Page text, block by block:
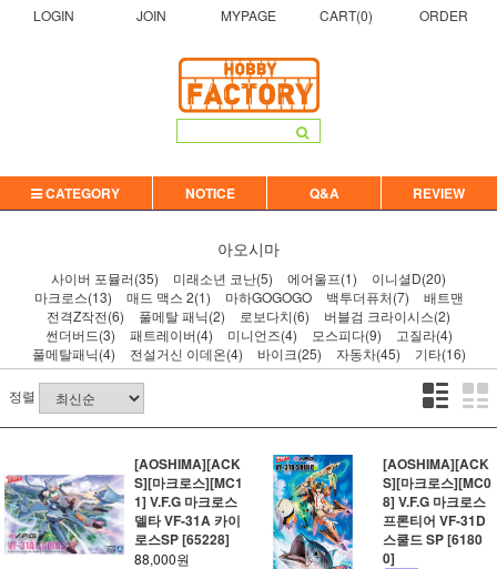
LOGIN JOIN MYPAGE CART(0) ORDER
CATEGORY NOTICE Q&A REVIEW
아오시마
사이버 포뮬러(35) 미래소년 코난(5) 에어울프(1)
이니셜D(20)
마크로스(13)
매드 맥스 2(1) 마하GOGOGO 백투더퓨처(7)
배트맨
전격Z작전(6)
풀메탈 패닉(2) 로보다치(6)
버블검 크라이시스(2)
썬더버드(3)
패트레이버(4) 미니언즈(4) 모스피다(9)
고질라(4)
풀메탈패닉(4)
전설거신 이데온(4) 바이크(25) 자동차(45) 기타(16)
정렬
[AOSHIMA][ACK
S][마크로스][MC1
1] V.F.G 마크로스
델타 VF-31A 카이
로스SP [65228]
88,000원
[AOSHIMA][ACK
S][마크로스][MC0
8] V.F.G 마크로스
프론티어 VF-31D
스쿨드 SP [6180
0]